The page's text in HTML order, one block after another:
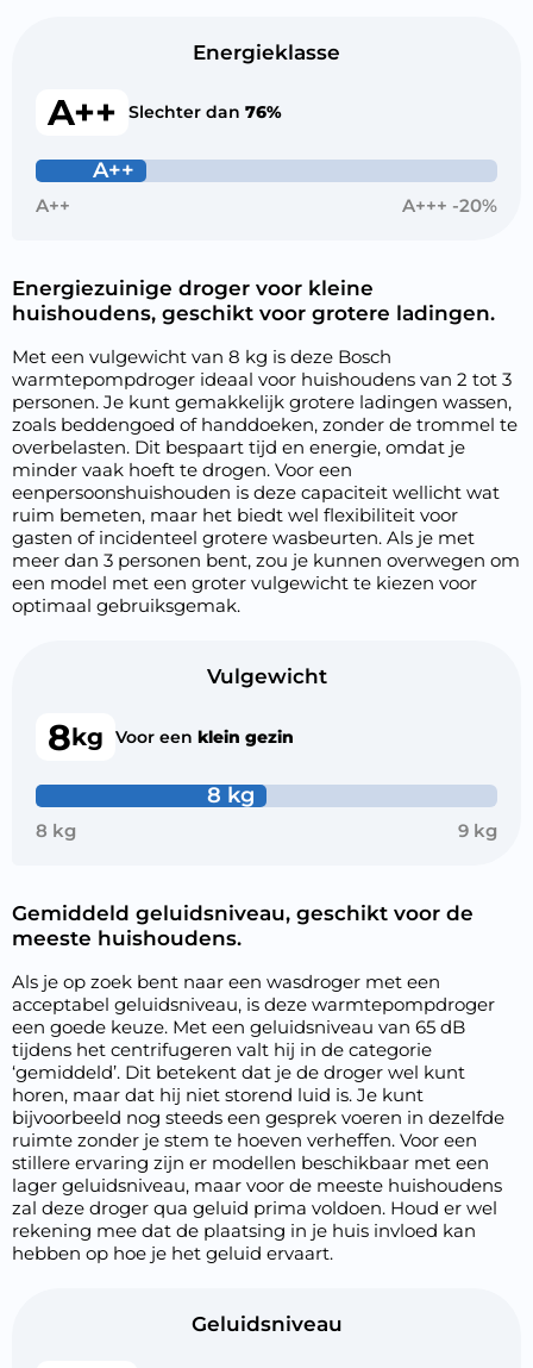
Energieklasse
A++ Slechter dan 76%
A++
A++ A+++ -20%
Energiezuinige droger voor kleine
huishoudens, geschikt voor grotere ladingen.
Met een vulgewicht van 8 kg is deze Bosch
warmtepompdroger ideaal voor huishoudens van 2 tot 3
personen. Je kunt gemakkelijk grotere ladingen wassen,
zoals beddengoed of handdoeken, zonder de trommel te
overbelasten. Dit bespaart tijd en energie, omdat je
minder vaak hoeft te drogen. Voor een
eenpersoonshuishouden is deze capaciteit wellicht wat
ruim bemeten, maar het biedt wel flexibiliteit voor
gasten of incidenteel grotere wasbeurten. Als je met
meer dan 3 personen bent, zou je kunnen overwegen om
een model met een groter vulgewicht te kiezen voor
optimaal gebruiksgemak.
Vulgewicht
8kg Voor een klein gezin
8 kg
8 kg 9 kg
Gemiddeld geluidsniveau, geschikt voor de
meeste huishoudens.
Als je op zoek bent naar een wasdroger met een
acceptabel geluidsniveau, is deze warmtepompdroger
een goede keuze. Met een geluidsniveau van 65 dB
tijdens het centrifugeren valt hij in de categorie
‘gemiddeld’. Dit betekent dat je de droger wel kunt
horen, maar dat hij niet storend luid is. Je kunt
bijvoorbeeld nog steeds een gesprek voeren in dezelfde
ruimte zonder je stem te hoeven verheffen. Voor een
stillere ervaring zijn er modellen beschikbaar met een
lager geluidsniveau, maar voor de meeste huishoudens
zal deze droger qua geluid prima voldoen. Houd er wel
rekening mee dat de plaatsing in je huis invloed kan
hebben op hoe je het geluid ervaart.
Geluidsniveau